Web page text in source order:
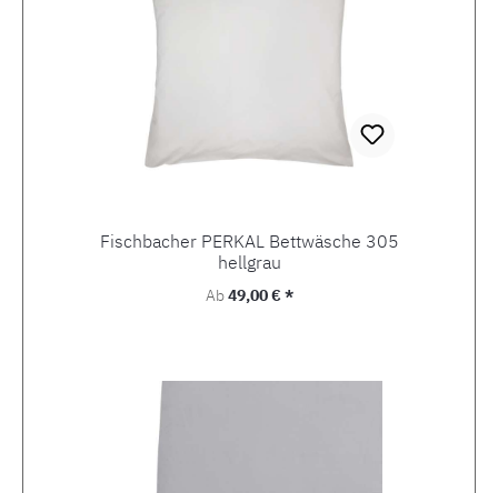
Fischbacher PERKAL Bettwäsche 305
hellgrau
Regulärer Preis:
Ab49,00 € *